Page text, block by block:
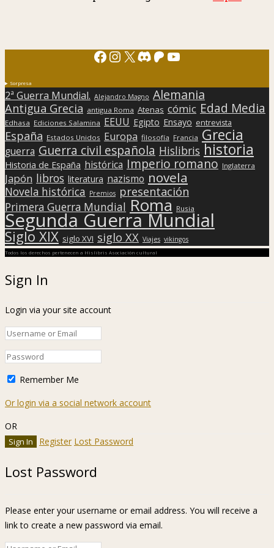
Facebook
Instagram
X Discord
Patreon
YouTube
Sorpresa
2ª Guerra Mundial. Alejandro Magno Alemania
Antigua Grecia antigua Roma Atenas cómic Edad Media
Edhasa Ediciones Salamina EEUU Egipto Ensayo entrevista
España Estados Unidos Europa filosofía Francia Grecia
guerra Guerra civil española Hislibris historia
Historia de España histórica Imperio romano Inglaterra
Japón libros literatura nazismo novela
Novela histórica Premios presentación
Primera Guerra Mundial Roma Rusia
Segunda Guerra Mundial
Siglo XIX siglo XVI siglo XX Viajes vikingos
Todos los derechos pertenecen a Hislibris Asociación cultural
Sign In
Login via your site account
Remember Me
Or login via a social network account
OR
Register Lost Password
Lost Password
Please enter your username or email address. You will receive a
link to create a new password via email.